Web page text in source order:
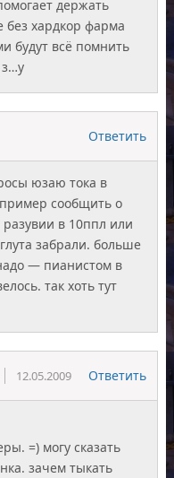
держать
хардкор фарма
будут всё помнить
Ответить
юзаю тока в
сообщить о
в 10ппл или
забрали. больше
— пианистом в
так хоть тут
12.05.2009 Ответить
=) могу сказать
зачем тыкать